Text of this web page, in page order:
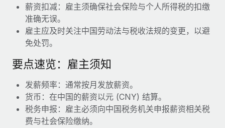
薪资扣减：雇主须确保社会保险与个人所得税的扣缴
准确无误。
雇主应及时关注中国劳动法与税收法规的变更，以避
免处罚。
要点速览：雇主须知
发薪频率：通常按月发放薪资。
货币：在中国的薪资以元 (CNY) 结算。
税务申报：雇主必须向中国税务机关申报薪资相关税
费与社会保险缴纳。